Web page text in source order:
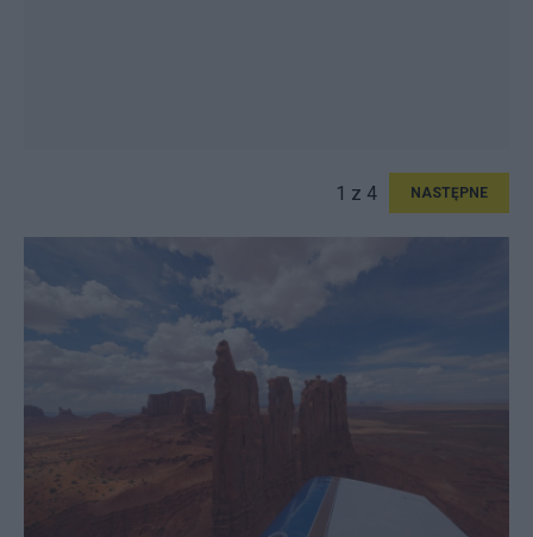
1 z 4 NASTĘPNE